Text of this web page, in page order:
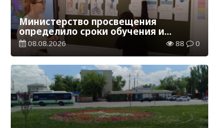
Министерство просвещения
определило сроки обучения и
каникул на 2026-2027 учебный год
08.08.2026 88 0